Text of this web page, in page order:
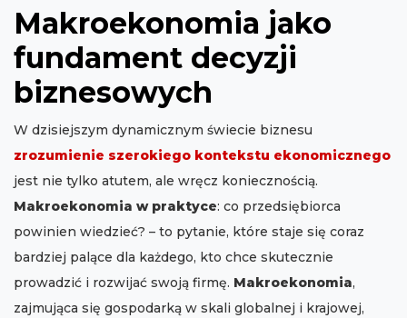
Makroekonomia jako
fundament decyzji
biznesowych
W dzisiejszym dynamicznym świecie biznesu
zrozumienie szerokiego kontekstu ekonomicznego
jest nie tylko atutem, ale wręcz koniecznością.
Makroekonomia w praktyce: co przedsiębiorca
powinien wiedzieć? – to pytanie, które staje się coraz
bardziej palące dla każdego, kto chce skutecznie
prowadzić i rozwijać swoją firmę. Makroekonomia,
zajmująca się gospodarką w skali globalnej i krajowej,